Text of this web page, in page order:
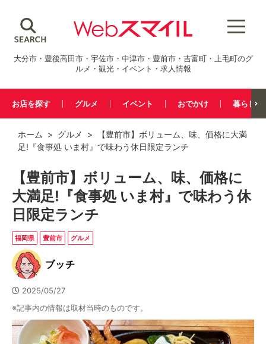
大分市・豊後高田市・宇佐市・中津市・豊前市・吉富町・上毛町のグ
ルメ・観光・イベント・求人情報
お店を探す グルメ イベント おでかけ 暮らし
ホーム > グルメ
> 【豊前市】ボリューム、味、価格に大満
足!『食事処 いま村』で味わう休日限定ランチ
【豊前市】ボリューム、味、価格に
大満足!『食事処 いま村』で味わう休
日限定ランチ
福岡県 豊前市 グルメ
ブッチ
2025/05/27
※記事内の情報は取材当時のものです。